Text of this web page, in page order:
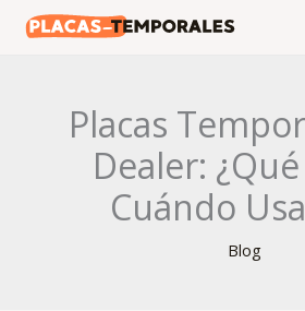
Placas
Dealer:
Cuándo
Blog